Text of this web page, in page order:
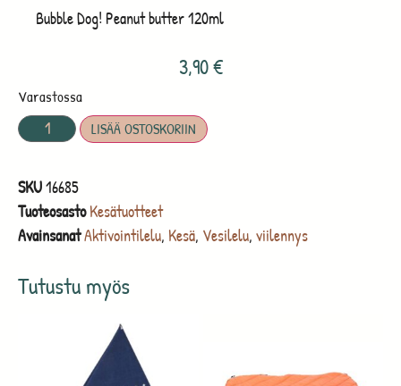
Tutustu myös
Bubble Dog! Peanut butter 120ml
3,90€
Varastossa
LISÄÄ OSTOSKORIIN
SKU16685
Tuoteosasto Kesätuotteet
AvainsanatAktivointilelu, Kesä, Vesilelu, viilennys